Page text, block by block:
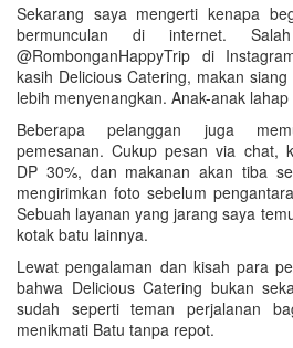
Sekarang saya mengerti kenapa
bermunculan di internet.
@RombonganHappyTrip di
kasih Delicious Catering, makan
lebih menyenangkan. Anak-anak lahap
Beberapa pelanggan juga
pemesanan. Cukup pesan via chat,
DP 30%, dan makanan akan tiba
mengirimkan foto sebelum
Sebuah layanan yang jarang saya
kotak batu lainnya.
Lewat pengalaman dan kisah para
bahwa Delicious Catering bukan
sudah seperti teman perjalanan
menikmati Batu tanpa repot.